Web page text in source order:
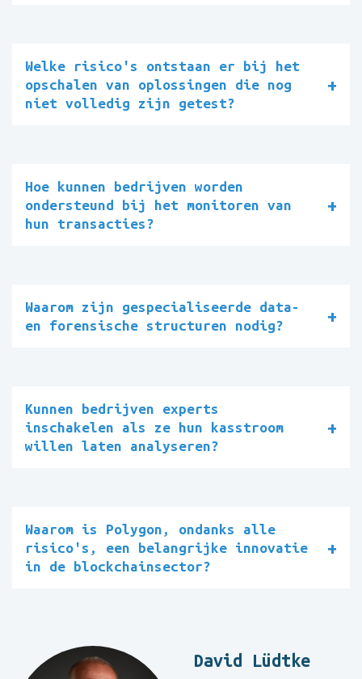
Welke risico's ontstaan er bij het
opschalen van oplossingen die nog
niet volledig zijn getest?
Hoe kunnen bedrijven worden
ondersteund bij het monitoren van
hun transacties?
Waarom zijn gespecialiseerde data-
en forensische structuren nodig?
Kunnen bedrijven experts
inschakelen als ze hun kasstroom
willen laten analyseren?
Waarom is Polygon, ondanks alle
risico's, een belangrijke innovatie
in de blockchainsector?
David Lüdtke